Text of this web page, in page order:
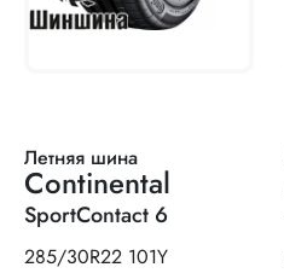
Летняя шина
Continental
SportContact 6
285/30R22 101Y